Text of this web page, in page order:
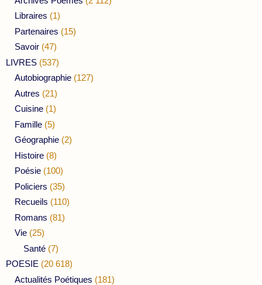
Libraires (1)
Partenaires (15)
Savoir (47)
LIVRES (537)
Autobiographie (127)
Autres (21)
Cuisine (1)
Famille (5)
Géographie (2)
Histoire (8)
Poésie (100)
Policiers (35)
Recueils (110)
Romans (81)
Vie (25)
Santé (7)
POESIE (20 618)
Actualités Poétiques (181)